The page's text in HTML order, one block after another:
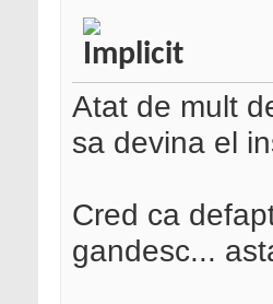
Atat de mult
sa devina el
Cred ca
gandesc...